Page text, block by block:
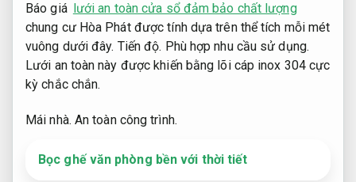
Báo giá lưới an toàn cửa sổ đảm bảo chất lượng
chung cư Hòa Phát được tính dựa trên thể tích mỗi mét
vuông dưới đây. Tiến độ. Phù hợp nhu cầu sử dụng.
Lưới an toàn này được khiến bằng lõi cáp inox 304 cực
kỳ chắc chắn.
Mái nhà. An toàn công trình.
Bọc ghế văn phòng bền với thời tiết